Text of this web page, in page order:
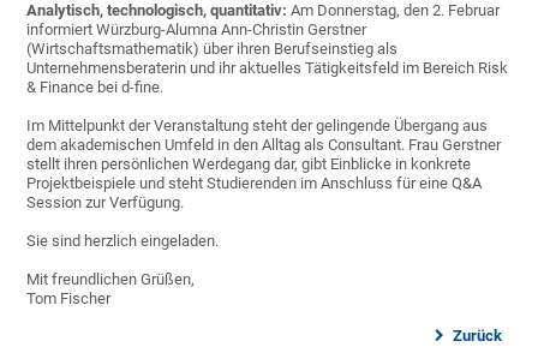
Analytisch, technologisch, quantitativ: Am Donnerstag, den 2. Februar
informiert Würzburg-Alumna Ann-Christin Gerstner
(Wirtschaftsmathematik) über ihren Berufseinstieg als
Unternehmensberaterin und ihr aktuelles Tätigkeitsfeld im Bereich Risk
& Finance bei d-fine.
Im Mittelpunkt der Veranstaltung steht der gelingende Übergang aus
dem akademischen Umfeld in den Alltag als Consultant. Frau Gerstner
stellt ihren persönlichen Werdegang dar, gibt Einblicke in konkrete
Projektbeispiele und steht Studierenden im Anschluss für eine Q&A
Session zur Verfügung.
Sie sind herzlich eingeladen.
Mit freundlichen Grüßen,
Tom Fischer
Zurück